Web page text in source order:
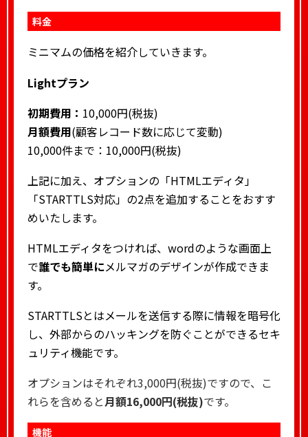
料金
ミニマムの価格を紹介していきます。
Lightプラン
初期費用： 10,000円(税抜)
月額費用(顧客レコード数に応じて変動)
10,000件まで：10,000円(税抜)
上記に加え、オプションの「HTMLエディタ」
「STARTTLS対応」の2点を追加することをおすす
めいたします。
HTMLエディタをつければ、wordのような画面上
で誰でも簡単にメルマガのデザインが作成できま
す。
STARTTLSとはメールを送信する際に情報を暗号化
し、外部からのハッキングを防ぐことができるセキ
ュリティ機能です。
オプションはそれぞれ3,000円(税抜)ですので、こ
れらを含めると月額16,000円(税抜)です。
機能